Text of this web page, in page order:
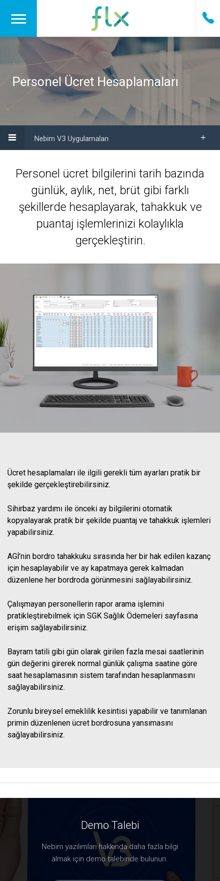
Personel Ücret Hesaplamaları
Nebim V3 Uygulamaları
Personel ücret bilgilerini tarih bazında
günlük, aylık, net, brüt gibi farklı
şekillerde hesaplayarak, tahakkuk ve
puantaj işlemlerinizi kolaylıkla
gerçekleştirin.
Ücret hesaplamaları ile ilgili gerekli tüm ayarları pratik bir
şekilde gerçekleştirebilirsiniz.
Sihirbaz yardımı ile önceki ay bilgilerini otomatik
kopyalayarak pratik bir şekilde puantaj ve tahakkuk işlemleri
yapabilirsiniz.
AGİ’nin bordro tahakkuku sırasında her bir hak edilen kazanç
için hesaplayabilir ve ay kapatmaya gerek kalmadan
düzenlene her bordroda görünmesini sağlayabilirsiniz.
Çalışmayan personellerin rapor arama işlemini
pratikleştirebilmek için SGK Sağlık Ödemeleri sayfasına
erişim sağlayabilirsiniz.
Bayram tatili gibi gün olarak girilen fazla mesai saatlerinin
gün değerini girerek normal günlük çalışma saatine göre
saat hesaplamasının sistem tarafından hesaplanmasını
sağlayabilirsiniz.
Zorunlu bireysel emeklilik kesintisi yapabilir ve tanımlanan
primin düzenlenen ücret bordrosuna yansımasını
sağlayabilirsiniz.
Demo Talebi
Nebim yazılımları hakkında daha fazla bilgi
almak için demo talebinde bulunun.